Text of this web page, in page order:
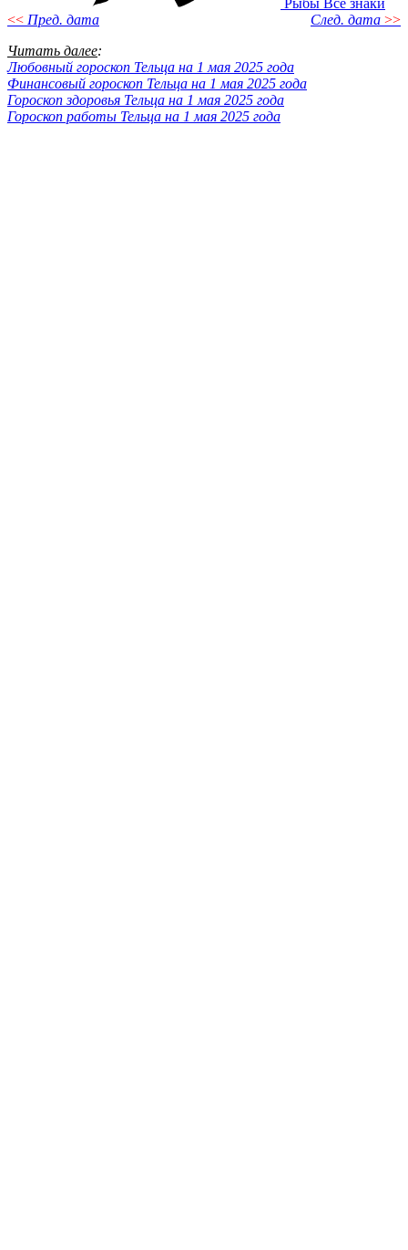
Рыбы Все знаки
<< Пред. дата След. дата >>
Читать далее:
Любовный гороскоп Тельца на 1 мая 2025 года
Финансовый гороскоп Тельца на 1 мая 2025 года
Гороскоп здоровья Тельца на 1 мая 2025 года
Гороскоп работы Тельца на 1 мая 2025 года